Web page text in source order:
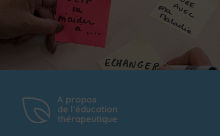
A propos
de l'éducation
thérapeutique